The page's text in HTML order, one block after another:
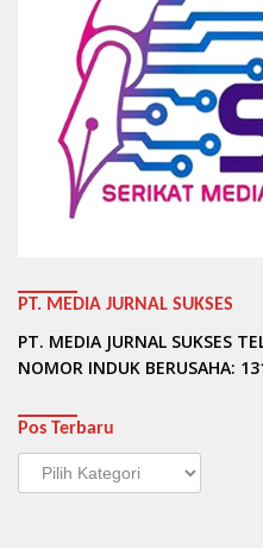
PT. MEDIA JURNAL SUKSES
PT. MEDIA JURNAL SUKSES
NOMOR INDUK BERUSAHA:
Pos Terbaru
Pos
Terbaru